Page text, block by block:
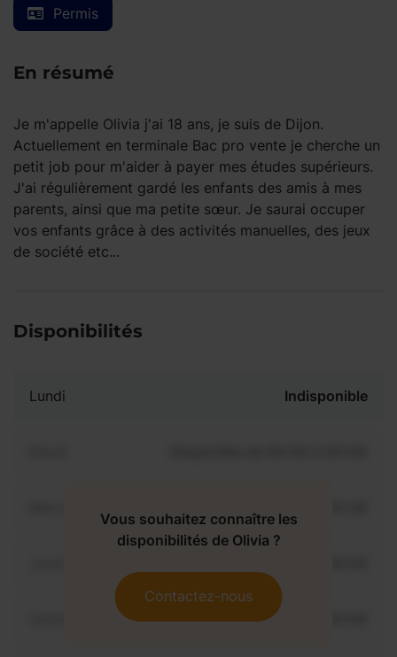
Permis
En résumé
Je m'appelle Olivia j'ai 18 ans, je suis de Dijon.
Actuellement en terminale Bac pro vente je cherche un
petit job pour m'aider à payer mes études supérieurs.
J'ai régulièrement gardé les enfants des amis à mes
parents, ainsi que ma petite sœur. Je saurai occuper
vos enfants grâce à des activités manuelles, des jeux
de société etc...
Disponibilités
Lundi Indisponible
Disponible de 00:00 à 00:00
Vous souhaitez connaître les
disponibilités de Olivia ?
Contactez-nous